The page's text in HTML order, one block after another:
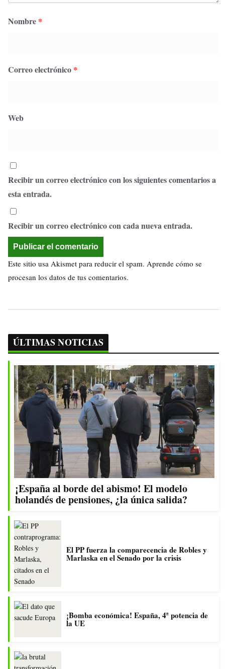
Nombre *
Correo electrónico *
Web
Recibir un correo electrónico con los siguientes comentarios a
esta entrada.
Recibir un correo electrónico con cada nueva entrada.
Este sitio usa Akismet para reducir el spam. Aprende cómo se
procesan los datos de tus comentarios.
ÚLTIMAS NOTICIAS
¡España al borde del abismo! El modelo
holandés de pensiones, ¿la única salida?
El PP fuerza la comparecencia de Robles y
Marlaska en el Senado por la crisis
¡Bomba económica! España, 4ª potencia de
la UE